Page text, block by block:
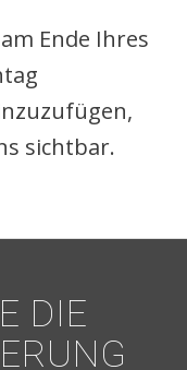
Ende Ihres
sichtbar.
DIE